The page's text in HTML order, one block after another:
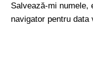
Salvează-mi
navigator pentru